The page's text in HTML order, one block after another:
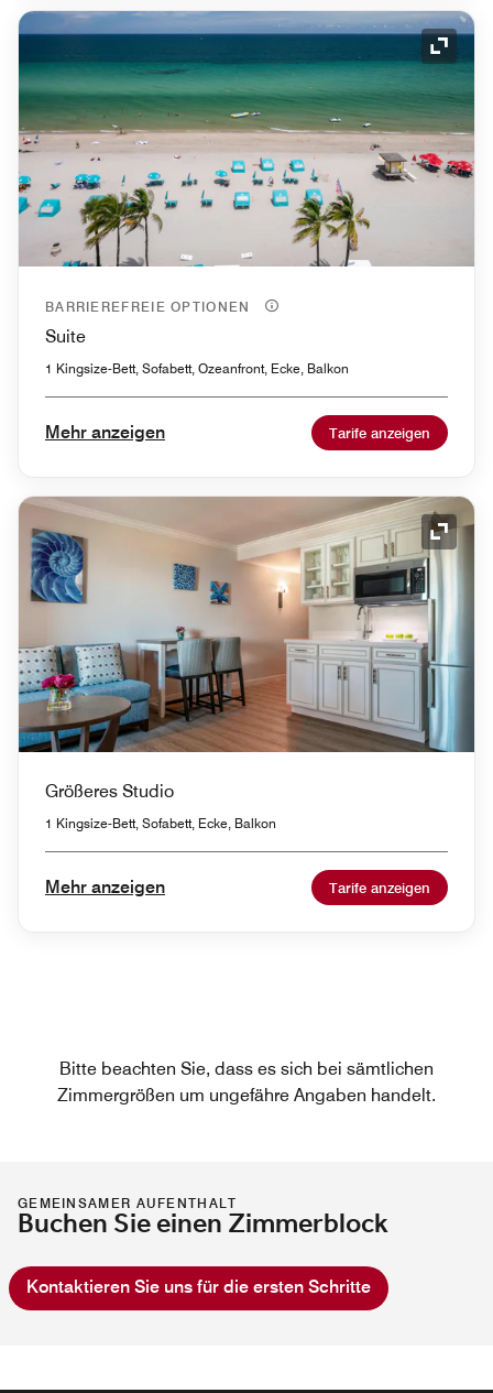
BARRIEREFREIE OPTIONEN
Suite
1 Kingsize-Bett, Sofabett, Ozeanfront, Ecke, Balkon
Mehr anzeigen Tarife anzeigen
Größeres Studio
1 Kingsize-Bett, Sofabett, Ecke, Balkon
Mehr anzeigen Tarife anzeigen
Bitte beachten Sie, dass es sich bei sämtlichen
Zimmergrößen um ungefähre Angaben handelt.
GEMEINSAMER AUFENTHALT
Buchen Sie einen Zimmerblock
Kontaktieren Sie uns für die ersten Schritte